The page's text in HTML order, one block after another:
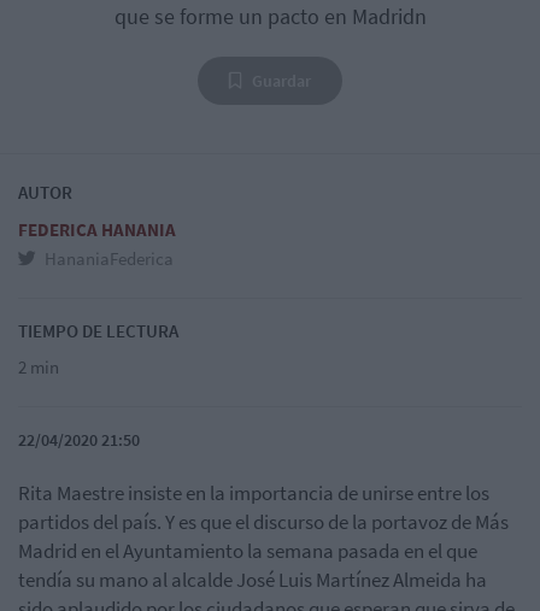
que se forme un pacto en Madridn
AUTOR
FEDERICA HANANIA
HananiaFederica
TIEMPO DE LECTURA
2 min
22/04/2020 21:50
Rita Maestre insiste en la importancia de unirse entre los
partidos del país. Y es que el discurso de la portavoz de Más
Madrid en el Ayuntamiento la semana pasada en el que
tendía su mano al alcalde José Luis Martínez Almeida ha